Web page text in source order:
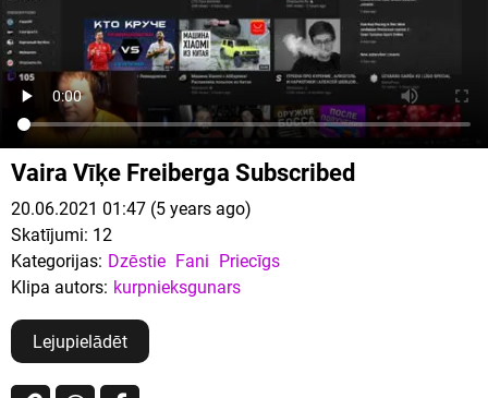
Vaira Vīķe Freiberga Subscribed
20.06.2021 01:47 (5 years ago)
Skatījumi: 12
Kategorijas: Dzēstie Fani Priecīgs
Klipa autors: kurpnieksgunars
Lejupielādēt